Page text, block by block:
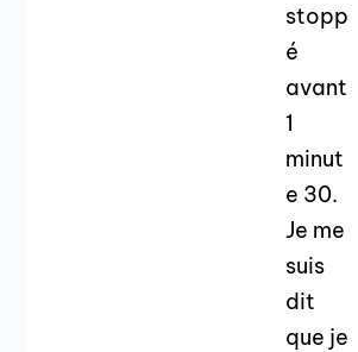
stopp
é
avant
1
minut
e 30.
Je me
suis
dit
que je